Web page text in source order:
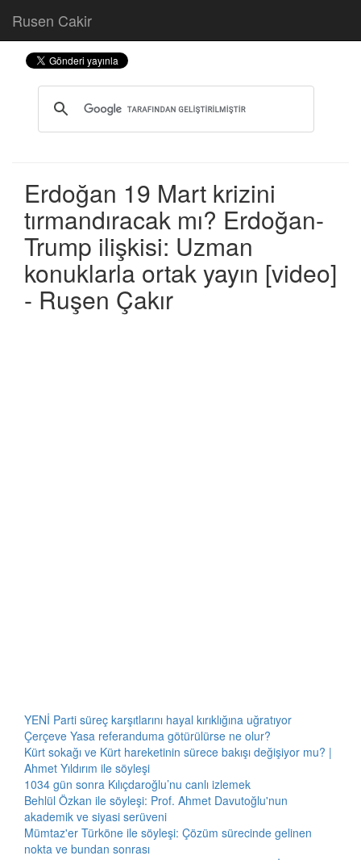
Rusen Cakir
Erdoğan 19 Mart krizini
tırmandıracak mı? Erdoğan-
Trump ilişkisi: Uzman
konuklarla ortak yayın [video]
- Ruşen Çakır
YENİ Parti süreç karşıtlarını hayal kırıklığına uğratıyor
Çerçeve Yasa referanduma götürülürse ne olur?
Kürt sokağı ve Kürt hareketinin sürece bakışı değişiyor mu? |
Ahmet Yıldırım ile söyleşi
1034 gün sonra Kılıçdaroğlu’nu canlı izlemek
Behlül Özkan ile söyleşi: Prof. Ahmet Davutoğlu'nun
akademik ve siyasi serüveni
Mümtaz'er Türköne ile söyleşi: Çözüm sürecinde gelinen
nokta ve bundan sonrası